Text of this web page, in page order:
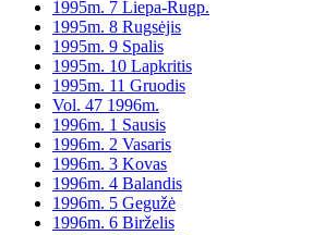
1995m. 7 Liepa-Rugp.
1995m. 8 Rugsėjis
1995m. 9 Spalis
1995m. 10 Lapkritis
1995m. 11 Gruodis
Vol. 47 1996m.
1996m. 1 Sausis
1996m. 2 Vasaris
1996m. 3 Kovas
1996m. 4 Balandis
1996m. 5 Gegužė
1996m. 6 Birželis